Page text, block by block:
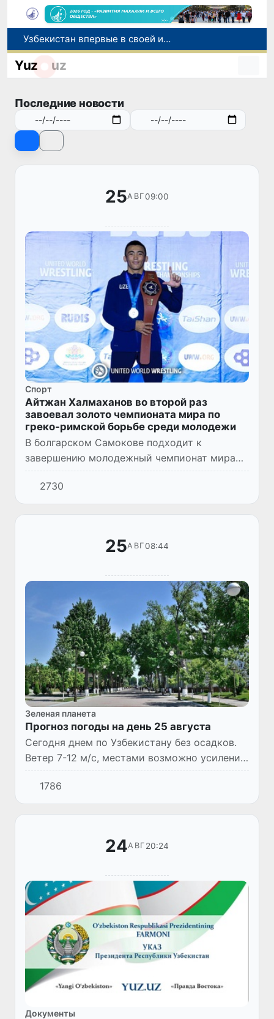
Узбекистан впервые в своей истории примет престижную Международную олимпиаду по информатике IOI 2026
Число пользователей мобильного интернета в Узбекистане за 10 лет выросло в 4,3 раза
Китай и Россия стали крупнейшими торговыми партнерами Узбекистана в первом полугодии 2026 года
Yuz uz
Последние новости
25АВГ09:00
Спорт
Айтжан Халмаханов во второй раз
завоевал золото чемпионата мира по
греко-римской борьбе среди молодежи
В болгарском Самокове подходит к
завершению молодежный чемпионат мира
по спортивной борьбе (U20). Накануне борец
греко-римского стиля Айтжан Халмаханов
принес Узбекистану золотую м...
2730
25АВГ08:44
Зеленая планета
Прогноз погоды на день 25 августа
Сегодня днем по Узбекистану без осадков.
Ветер 7-12 м/с, местами возможно усиление
до 13-18 м/с, с пыльным поземком.
Температура 34-39°.
1786
24АВГ 20:24
Документы